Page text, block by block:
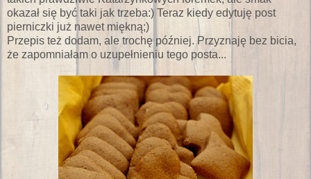
okazał się być taki jak trzeba:) Teraz kiedy edytuję post
pierniczki już nawet miękną;)
Przepis też dodam, ale trochę później. Przyznaję bez bicia,
że zapomniałam o uzupełnieniu tego posta...